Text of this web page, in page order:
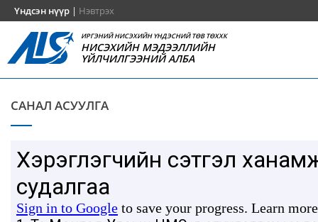
Үндсэн нүүр | Нэвтрэх
ИРГЭНИЙ НИСЭХИЙН ҮНДЭСНИЙ ТӨВ ТӨХХК
НИСЭХИЙН МЭДЭЭЛЛИЙН
ҮЙЛЧИЛГЭЭНИЙ АЛБА
САНАЛ АСУУЛГА